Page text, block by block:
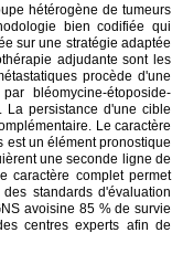
hétérogène de tumeurs
bien codifiée qui
sur une stratégie adaptée
adjudante sont les
procède d'une
bléomycine-étoposide-
La persistance d'une cible
Le caractère
est un élément pronostique
une seconde ligne de
caractère complet permet
standards d'évaluation
avoisine 85 % de survie
centres experts afin de